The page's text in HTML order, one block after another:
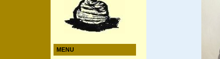
MENU